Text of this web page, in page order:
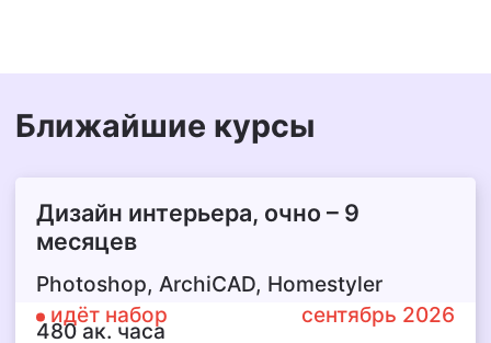
Ближайшие курсы
Дизайн интерьера, очно – 9
месяцев
Photoshop, ArchiCAD, Homestyler
идёт набор
сентябрь 2026
480 ак. часа